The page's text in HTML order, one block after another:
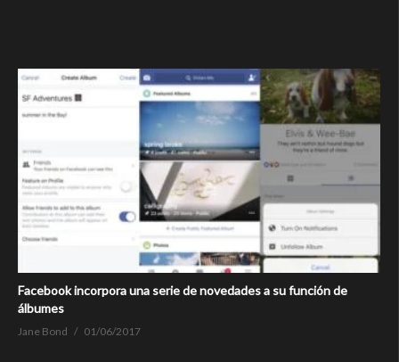
Facebook incorpora una serie de novedades a su función de
álbumes
Jane Bond 01/06/2017